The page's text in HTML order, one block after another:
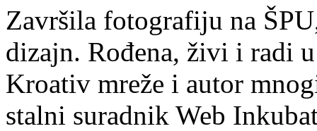
Završila fotografiju na
dizajn. Rođena, živi i radi
Kroativ mreže i autor
stalni suradnik Web